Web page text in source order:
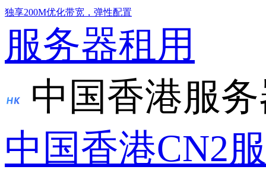
独享200M优化带宽，弹性配置
服务器租用
中国香港服
中国香港CN2